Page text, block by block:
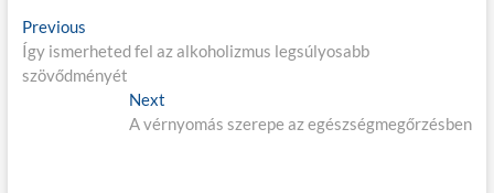
B
e
Previous
r
e
Így ismerheted fel az alkoholizmus legsúlyosabb
szövődményét
Next
e
A vérnyomás szerepe az egészségmegőrzésben